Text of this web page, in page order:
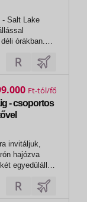
- Salt Lake
órákban.
majd a
- csoportos
invitáljuk,
hajózva
egyedülálló
Ft